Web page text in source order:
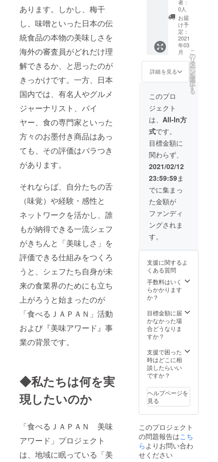
あります。しかし、梅干
し、味噌といった日本の伝
統食品の本物の美味しさを
海外の審査員がどれだけ理
解できるか、と思ったのが
きっかけです。一方、日本
国内では、有名人やグルメ
ジャーナリスト、バイ
ヤー、食の専門家といった
方々のお墨付き商品はあっ
ても、その評価はバラつき
があります。
それならば、自分たちの舌
（味覚）や経験・感性と
ネットワークを活かし、誰
もが納得できる一流シェフ
がきちんと「美味しさ」を
評価できる仕組みをつくろ
うと、シェフたち自身が未
来の食業界のためにも立ち
上がろうと始まったのが
「食べるＪＡＰＡＮ」活動
および『美味アワード』事
業の背景です。
◆私たちは何を実
現したいのか
「食べるＪＡＰＡＮ 美味
アワード」プロジェクト
は、地域に眠っている「美
を選び
お書き
くださ
い。 割
引券は
2021年
中有効
です。
オンラ
インサ
ロン
２ヶ月
間お試
（8000
円相
当）
イント
付与
（当事
業が活
動する
限り有
効） ③
オンラ
インサ
ロン生
涯使い
放題
（名誉
顧問職
褒賞）
④ オン
ライン
サロン
１年間
年会費
免除x３
枚提供
⑤ ア
ワード
受賞商
品詰め
合わせ
（プレ
ミア
者：
0人
お届
け予
定：
2021
年03
月
詳細を見る
こ
の
リ
タ
ー
ン
を
選
択
す
る
このプロ
ジェクト
は、 All-In方
式です。
目標金額に
関わらず、
2021/02/12
23:59:59ま
でに集まっ
た金額が
ファンディ
ングされま
す。
支援に関するよ
くある質問
手数料はいく
らかかります
か？
目標金額に届
かなかった場
合どうなりま
すか？
支援で困った
時はどこに相
談したらいい
ですか？
ヘルプページを
見る
このプロジェクト
の問題報告はこち
ら よりお問い合わ
せください